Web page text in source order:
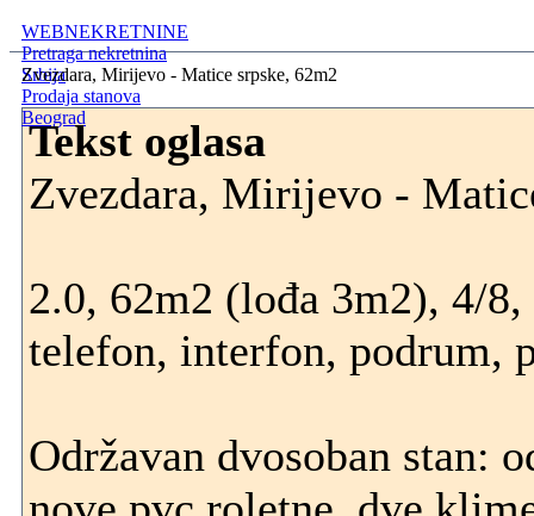
WEBNEKRETNINE
Pretraga nekretnina
Srbija
Prodaja stanova
Beograd
Zvezdara, Mirijevo - Matice srpske, 62m2
Tekst oglasa
Zvezdara, Mirijevo -
2.0, 62m2 (lođa 3m2), 4/
telefon, interfon, podrum,
Održavan dvosoban stan: